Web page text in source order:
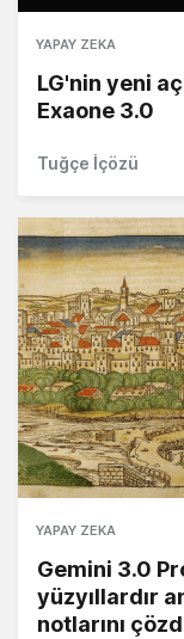
YAPAY ZEKA
LG'nin yeni
Exaone 3.0
Tuğçe İçözü
YAPAY ZEKA
Gemini 3.0
yüzyıllardır
notlarını